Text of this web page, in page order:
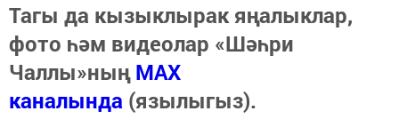
Тагы да кызыклырак яңалыклар,
фото һәм видеолар «Шәһри
Чаллы»ныңMAX
каналында (язылыгыз).